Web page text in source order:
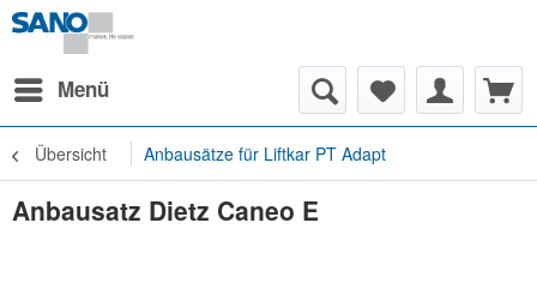
Menü
Übersicht Anbausätze für Liftkar PT Adapt
Anbausatz Dietz Caneo E